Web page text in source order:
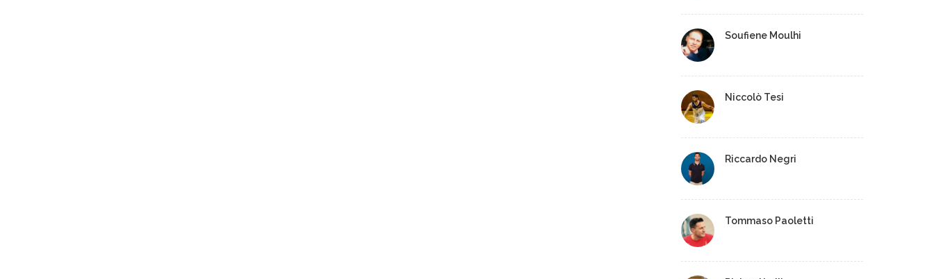
Soufiene Moulhi
Niccolò Tesi
Riccardo Negri
Tommaso Paoletti